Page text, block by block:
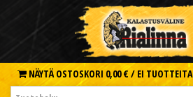
NÄYTÄ OSTOSKORI 0,00 € / EI TUOTTEITA